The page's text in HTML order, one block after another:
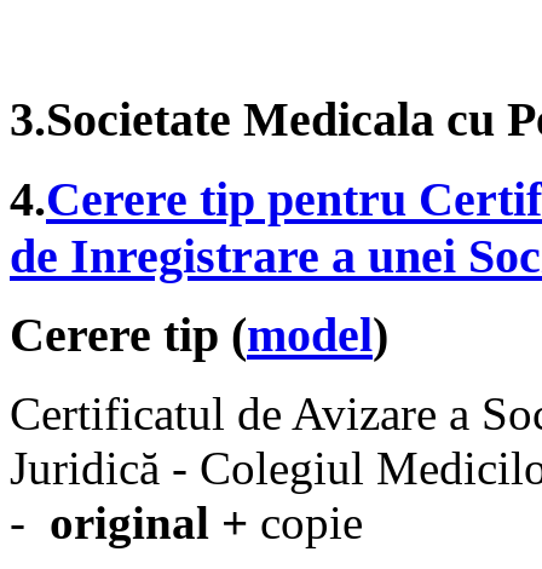
3.Societate Medicala cu
4.Cerere tip pentru
de Inregistrare a unei
Cerere tip (model)
Certificatul de Avizare a
Juridică - Colegiul
- original + copie